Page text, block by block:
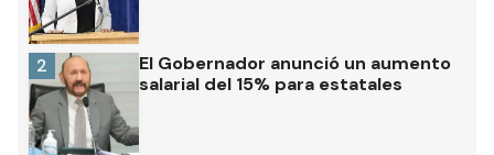
El Gobernador anunció un aumento
salarial del 15% para estatales
2